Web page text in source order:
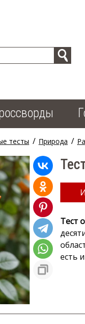
тесты / Природа /
Тест
есть